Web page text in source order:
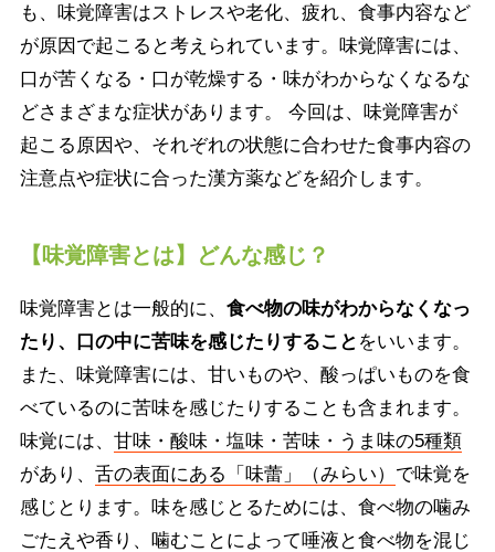
も、味覚障害はストレスや老化、疲れ、食事内容など
が原因で起こると考えられています。味覚障害には、
口が苦くなる・口が乾燥する・味がわからなくなるな
どさまざまな症状があります。 今回は、味覚障害が
起こる原因や、それぞれの状態に合わせた食事内容の
注意点や症状に合った漢方薬などを紹介します。
【味覚障害とは】どんな感じ？
味覚障害とは一般的に、 食べ物の味がわからなくなっ
たり、口の中に苦味を感じたりすること をいいます。
また、味覚障害には、甘いものや、酸っぱいものを食
べているのに苦味を感じたりすることも含まれます。
味覚には、 甘味・酸味・塩味・苦味・うま味の5種類
があり、 舌の表面にある「味蕾」（みらい） で味覚を
感じとります。味を感じとるためには、食べ物の噛み
ごたえや香り、噛むことによって唾液と食べ物を混じ